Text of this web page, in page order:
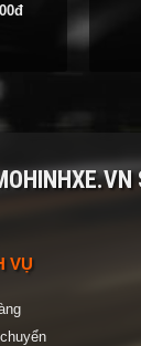
VỤ